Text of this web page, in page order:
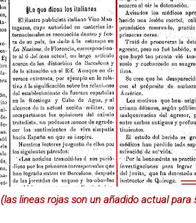
(las lineas rojas son un añadido actual